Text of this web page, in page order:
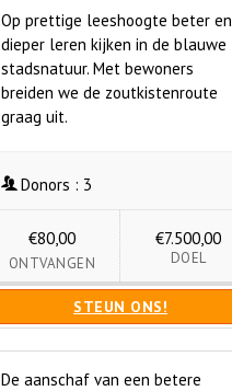
Op prettige leeshoogte beter en
dieper leren kijken in de blauwe
stadsnatuur. Met bewoners
breiden we de zoutkistenroute
graag uit.
Donors : 3
€80,00
ONTVANGEN
€7.500,00
DOEL
STEUN ONS!
De aanschaf van een betere